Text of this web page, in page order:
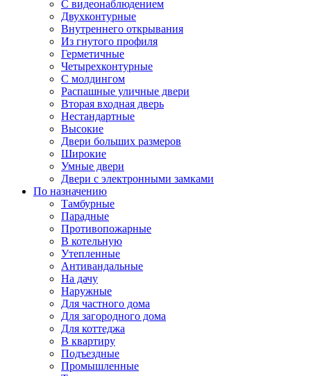
С видеонаблюдением
Двухконтурные
Внутреннего открывания
Из гнутого профиля
Герметичные
Четырехконтурные
С молдингом
Распашные уличные двери
Вторая входная дверь
Нестандартные
Высокие
Двери больших размеров
Широкие
Умные двери
Двери с электронными замками
По назначению
Тамбурные
Парадные
Противопожарные
В котельную
Утепленные
Антивандальные
На дачу
Наружные
Для частного дома
Для загородного дома
Для коттеджа
В квартиру
Подъездные
Промышленные